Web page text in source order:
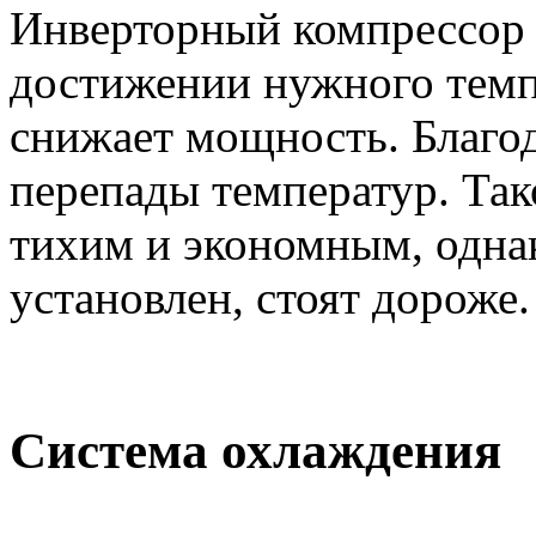
Инверторный
достижении нужного
снижает мощность.
перепады температур.
тихим и экономным,
установлен, стоят дороже.
Система охлаждения